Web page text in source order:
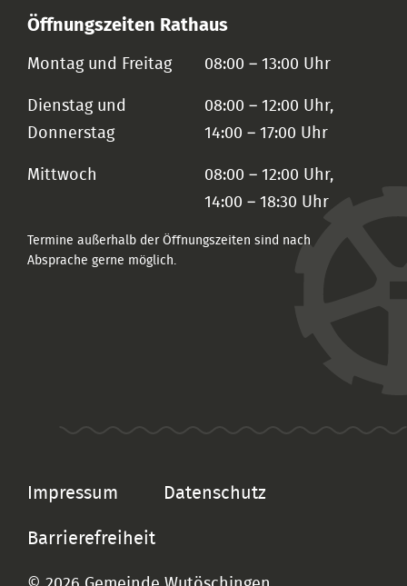
Öffnungszeiten Rathaus
Montag und Freitag 08:00 – 13:00 Uhr
Dienstag und
Donnerstag
08:00 – 12:00 Uhr,
14:00 – 17:00 Uhr
Mittwoch
08:00 – 12:00 Uhr,
14:00 – 18:30 Uhr
Termine außerhalb der Öffnungszeiten sind nach
Absprache gerne möglich.
Impressum Datenschutz
Barrierefreiheit